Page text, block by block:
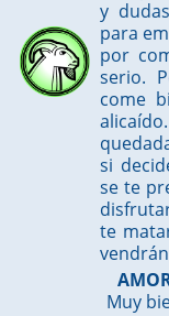
y
para
por
serio.
come
si
se te
te
Muy